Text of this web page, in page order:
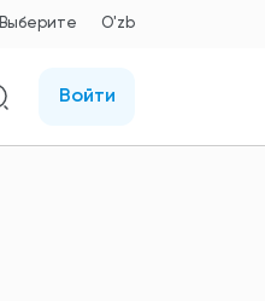
Выберите O'zb
Войти